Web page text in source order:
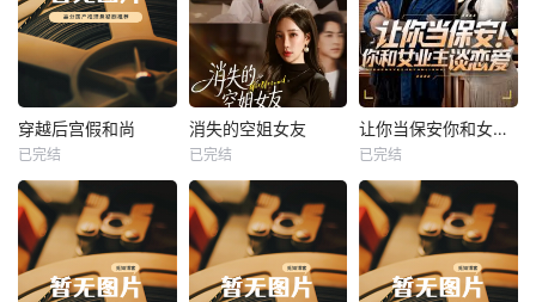
热播
未知
穿越后宫假和尚
已完结
热播
未知
消失的空姐女友
已完结
热播
未知
让你当保安你和女业主谈恋爱
已完结